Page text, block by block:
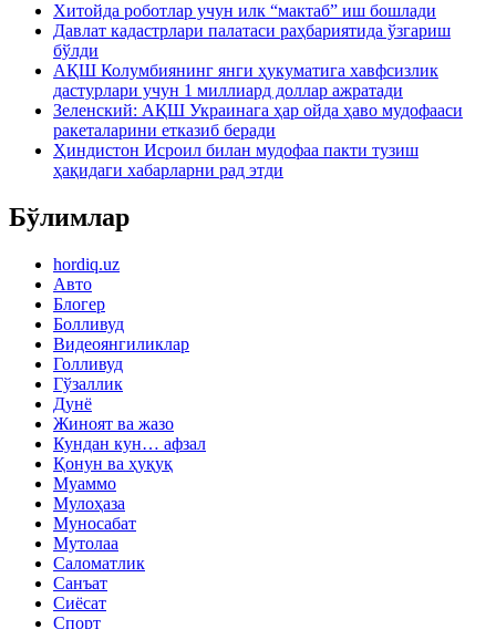
Хитойда роботлар учун илк “мактаб” иш бошлади
Давлат кадастрлари палатаси раҳбариятида ўзгариш
бўлди
АҚШ Колумбиянинг янги ҳукуматига хавфсизлик
дастурлари учун 1 миллиард доллар ажратади
Зеленский: АҚШ Украинага ҳар ойда ҳаво мудофааси
ракеталарини етказиб беради
Ҳиндистон Исроил билан мудофаа пакти тузиш
ҳақидаги хабарларни рад этди
Бўлимлар
hordiq.uz
Авто
Блогер
Болливуд
Видеоянгиликлар
Голливуд
Гўзаллик
Дунё
Жиноят ва жазо
Кундан кун… афзал
Қонун ва ҳуқуқ
Муаммо
Мулоҳаза
Муносабат
Мутолаа
Саломатлик
Санъат
Сиёсат
Спорт